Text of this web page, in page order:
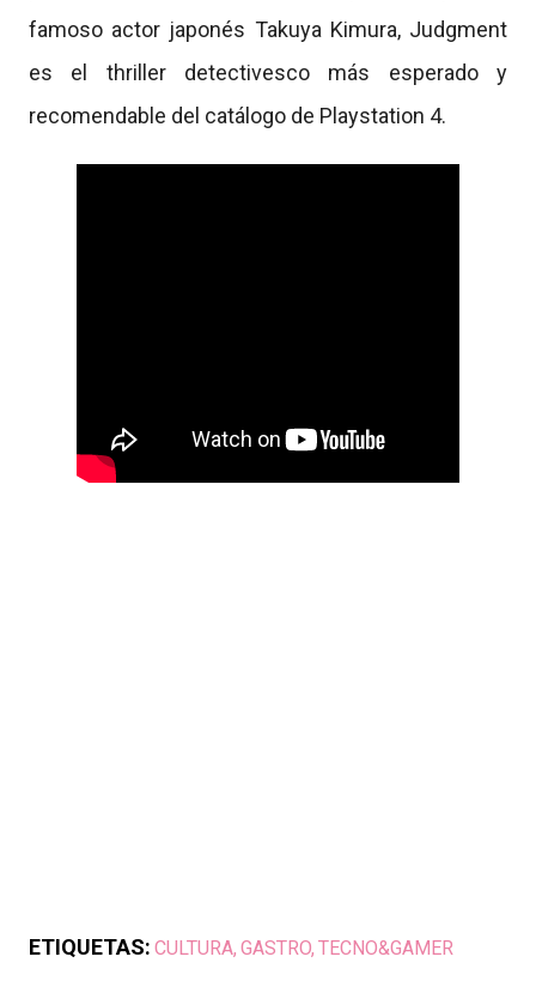
famoso actor japonés Takuya Kimura, Judgment
es el thriller detectivesco más esperado y
recomendable del catálogo de Playstation 4.
ETIQUETAS: CULTURA GASTRO TECNO&GAMER